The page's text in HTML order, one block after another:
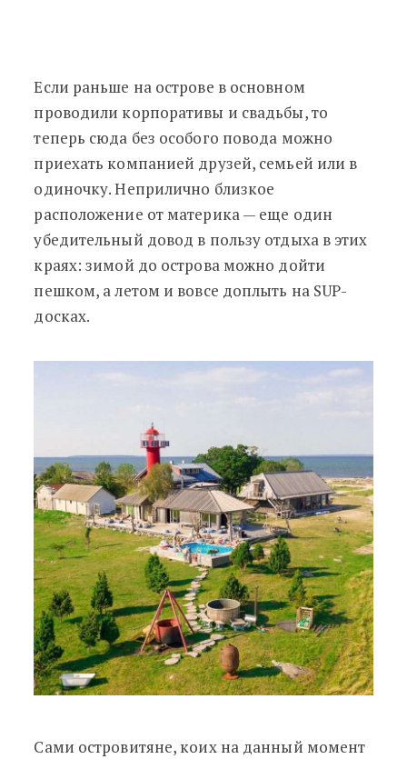
Если раньше на острове в основном
проводили корпоративы и свадьбы, то
теперь сюда без особого повода можно
приехать компанией друзей, семьей или в
одиночку. Неприлично близкое
расположение от материка— еще один
убедительный довод в пользу отдыха в этих
краях: зимой до острова можно дойти
пешком, а летом и вовсе доплыть на SUP-
досках.
Сами островитяне, коих на данный момент